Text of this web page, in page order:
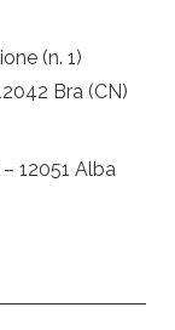
(n. 1)
Bra (CN)
12051 Alba